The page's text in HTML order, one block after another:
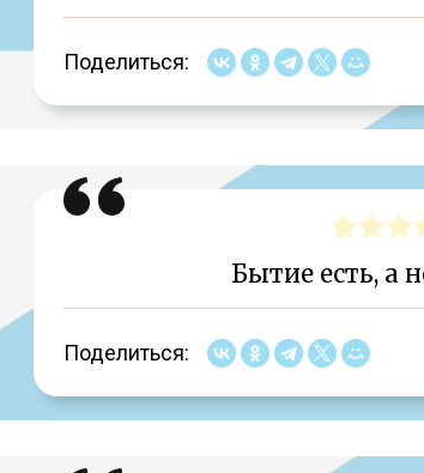
Поделиться:
Бытие есть, а
Поделиться: